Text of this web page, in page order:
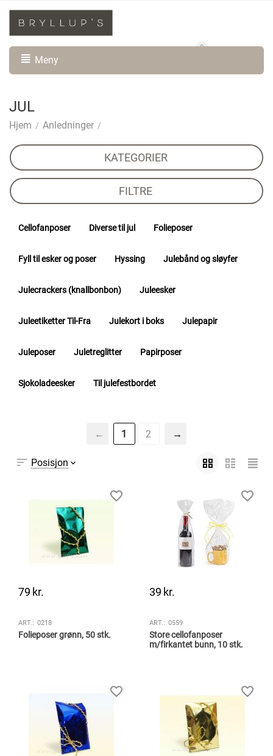
Min konto
0
Meny
JUL
Hjem / Anledninger /
KATEGORIER
FILTRE
Cellofanposer Diverse til jul Folieposer
Fyll til esker og poser Hyssing Julebånd og sløyfer
Julecrackers (knallbonbon) Juleesker
Juleetiketter Til-Fra Julekort i boks Julepapir
Juleposer Juletreglitter Papirposer
Sjokoladeesker Til julefestbordet
1 2
Posisjon
79 kr.
ART.: 0218
Folieposer grønn, 50 stk.
39 kr.
ART.: 0559
Store cellofanposer
m/firkantet bunn, 10 stk.